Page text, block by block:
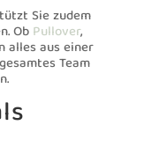
Sie zudem
ObPullover,
alles aus einer
Team